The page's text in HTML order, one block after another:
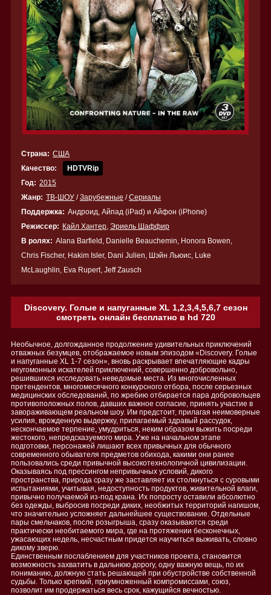
Страна: США
Качество:
HDTVRip
Год: 2015
Жанр: ТВ-ШОУ /Зарубежные /Сериалы
Поддержка: Андроид, Айпад (iPad) и Айфон (iPhone)
Режиссер: Кайл Хантер, Эриель Шаффир
В ролях: Alana Barfield, Danielle Beauchemin, Honora Bowen,
Chris Fischer, Hakim Isler, Dani Julien, Шэйн Льюис, Luke
McLaughlin, Eva Rupert, Jeff Zausch
Discovery. Голые и напуганные XL 1,2,3,4,5,6,7 сезон
смотреть онлайн бесплатно в hd 720
Необычное, долгожданное продолжение удивительных приключений
отважных безумцев, отображаемое новым эпизодом «Discovery. Голые
и напуганные XL 1-7 сезон», вновь раскрывает впечатляющие кадры
неугомонных искателей приключений, совершенно добровольно,
решившихся исследовать неведомые места. Из многочисленных
претендентов, многомесячного конкурсного отбора, после серьезных
медицинских обследований, по жребию отбирается пара добровольцев
противоположных полов, давших важное согласие, принять участие в
завораживающем реальном шоу. Им предстоит, прилагая неимоверные
усилия, врожденную выдержку, прилагаемый здравый рассудок,
нескончаемое терпение, умудриться, неким образом выжить посреди
жестокого, непредсказуемого мира. Уже на начальном этапе
подготовки, персонажей лишают всех привычных для обычного
современного обывателя предметов обихода, какими они ранее
пользовались среди привычной высокотехнологичной цивилизации.
Оказываясь под прессингом непривычных условий, дикого
пространства, природа сразу же заставляет их столкнуться с суровыми
испытаниями, учитывая, недоступность продуктов, живительной влаги,
привычно получаемой из-под крана. Их попросту оставили абсолютно
без одежды, выбросив посреди диких, необжитых территорий нагишом,
что значительно усложняет дальнейшее существование. Отдельные
пары смельчаков, после розыгрыша, сразу оказываются среди
практически необитаемого мира, где на протяжении бесконечных,
ужасающих недель, несчастным придется научиться выживать, словно
дикому зверю.
Единственным послаблением для участников проекта, становится
возможность захватить в дальнюю дорогу, одну важную вещь, по их
пониманию, должную стать решающей при обустройстве собственной
судьбы. Только крепкий, приумноженный компромиссами, союз,
позволит им продержаться весь срок, кажущийся вечностью.